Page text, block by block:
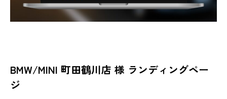
BMW/MINI 町田鶴川店 様 ランディングペー
ジ